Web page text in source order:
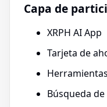
Capa de
XRPH AI App
Tarjeta de
Búsqueda